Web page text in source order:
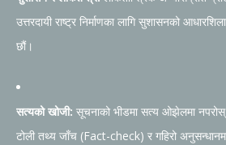
उत्तरदायी राष्ट्र निर्माणका लागि सुशासनको
छौं।
सत्यको खोजी: सूचनाको भीडमा सत्य ओझेलमा नपरोस्
टोली तथ्य जाँच (Fact-check) र गहिरो अनुसन्धानमा